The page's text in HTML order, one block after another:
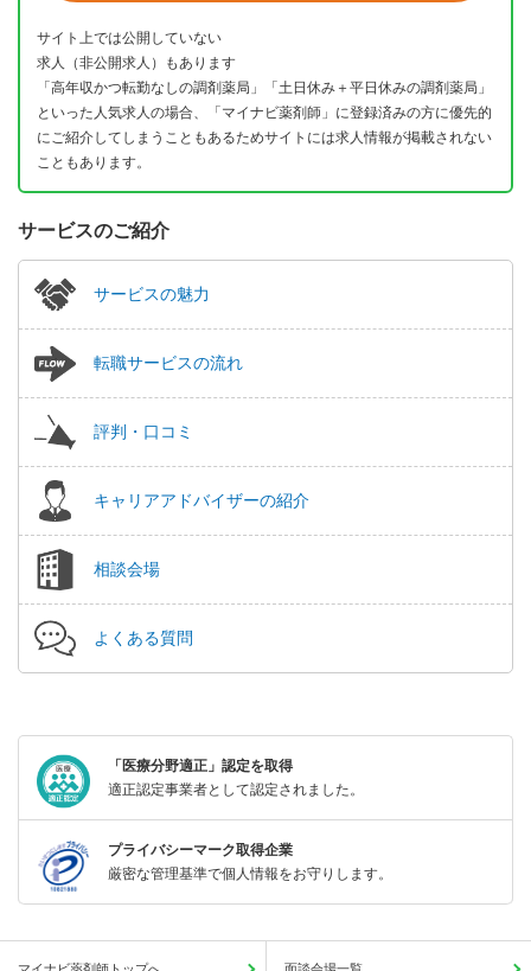
サイト上では公開していない
求人（非公開求人）もあります
「高年収かつ転勤なしの調剤薬局」「土日休み＋平日休みの調剤薬局」
といった人気求人の場合、「マイナビ薬剤師」に登録済みの方に優先的
にご紹介してしまうこともあるためサイトには求人情報が掲載されない
こともあります。
サービスのご紹介
サービスの魅力
転職サービスの流れ
評判・口コミ
キャリアアドバイザーの紹介
相談会場
よくある質問
「医療分野適正」認定を取得
適正認定事業者として認定されました。
プライバシーマーク取得企業
厳密な管理基準で個人情報をお守りします。
マイナビ薬剤師トップへ 面談会場一覧